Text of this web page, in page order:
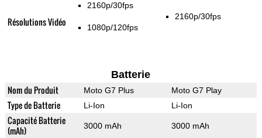
Résolutions Vidéo
2160p/30fps
1080p/120fps
2160p/30fps
Batterie
Nom du Produit Moto G7 Plus Moto G7 Play
Type de Batterie Li-Ion Li-Ion
Capacité Batterie
(mAh)
3000 mAh 3000 mAh